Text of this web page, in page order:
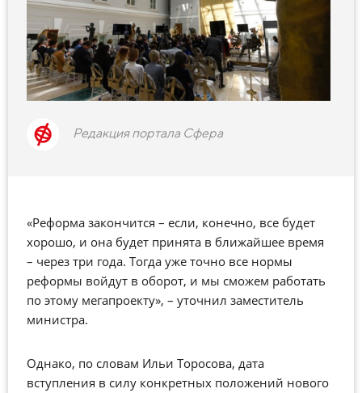
Редакция портала Сфера
«Реформа закончится – если, конечно, все будет
хорошо, и она будет принята в ближайшее время
– через три года. Тогда уже точно все нормы
реформы войдут в оборот, и мы сможем работать
по этому мегапроекту», – уточнил заместитель
министра.
Однако, по словам Ильи Торосова, дата
вступления в силу конкретных положений нового